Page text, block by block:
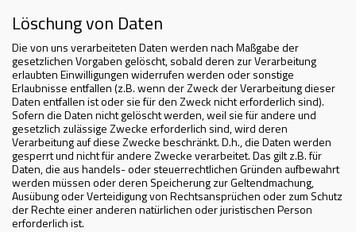
Löschung von Daten
Die von uns verarbeiteten Daten werden nach Maßgabe der
gesetzlichen Vorgaben gelöscht, sobald deren zur Verarbeitung
erlaubten Einwilligungen widerrufen werden oder sonstige
Erlaubnisse entfallen (z.B. wenn der Zweck der Verarbeitung dieser
Daten entfallen ist oder sie für den Zweck nicht erforderlich sind).
Sofern die Daten nicht gelöscht werden, weil sie für andere und
gesetzlich zulässige Zwecke erforderlich sind, wird deren
Verarbeitung auf diese Zwecke beschränkt. D.h., die Daten werden
gesperrt und nicht für andere Zwecke verarbeitet. Das gilt z.B. für
Daten, die aus handels- oder steuerrechtlichen Gründen aufbewahrt
werden müssen oder deren Speicherung zur Geltendmachung,
Ausübung oder Verteidigung von Rechtsansprüchen oder zum Schutz
der Rechte einer anderen natürlichen oder juristischen Person
erforderlich ist.